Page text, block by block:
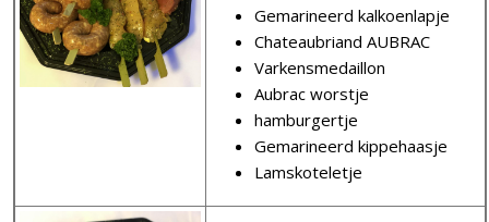
Gemarineerd kalkoenlapje
Chateaubriand AUBRAC
Varkensmedaillon
Aubrac worstje
hamburgertje
Gemarineerd kippehaasje
Lamskoteletje